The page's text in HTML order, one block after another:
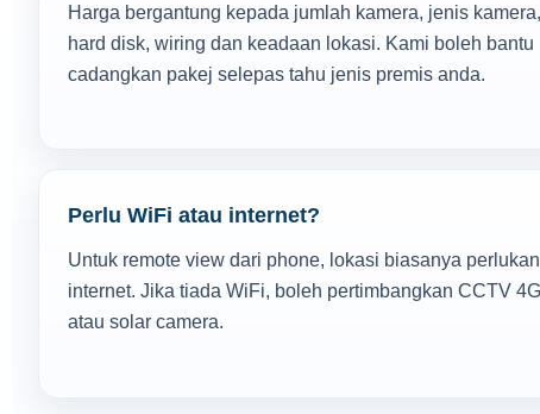
Harga bergantung kepada jumlah kamera, jenis kamera,
hard disk, wiring dan keadaan lokasi. Kami boleh bantu
cadangkan pakej selepas tahu jenis premis anda.
Perlu WiFi atau internet?
Untuk remote view dari phone, lokasi biasanya perlukan
internet. Jika tiada WiFi, boleh pertimbangkan CCTV 4G
atau solar camera.